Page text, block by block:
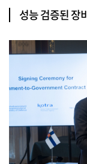
성능 검증된 장